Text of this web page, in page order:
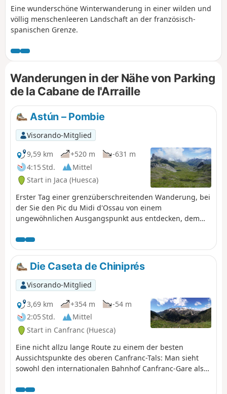
Eine wunderschöne Winterwanderung in einer wilden und
völlig menschenleeren Landschaft an der französisch-
spanischen Grenze.
Wanderungen in der Nähe von Parking
de la Cabane de l'Arraille
Astún – Pombie
Visorando-Mitglied
9,59 km
+520 m
-631 m
4:15 Std.
Mittel
Start in Jaca (Huesca)
Erster Tag einer grenzüberschreitenden Wanderung, bei
der Sie den Pic du Midi d'Ossau von einem
ungewöhnlichen Ausgangspunkt aus entdecken, dem
Pourtalet.Übernachtung in der Berghütte Refuge de
Pombie obligatorisch, bitte reservieren Sie rechtzeitig.
Die Caseta de Chiniprés
Visorando-Mitglied
3,69 km
+354 m
-54 m
2:05 Std.
Mittel
Start in Canfranc (Huesca)
Eine nicht allzu lange Route zu einem der besten
Aussichtspunkte des oberen Canfranc-Tals: Man sieht
sowohl den internationalen Bahnhof Canfranc-Gare als